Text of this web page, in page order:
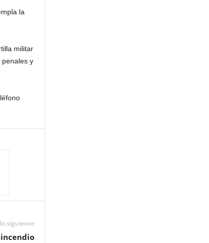
la
militar
y
siguiente